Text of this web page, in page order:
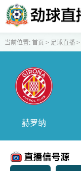
当前位置: 首页 > 足球直播>
赫罗纳